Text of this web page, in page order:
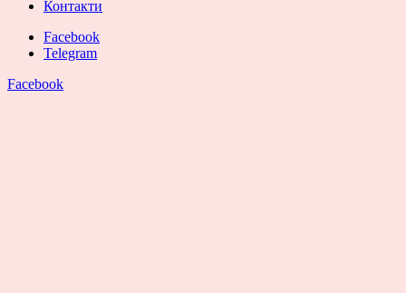
Контакти
Facebook
Telegram
Facebook